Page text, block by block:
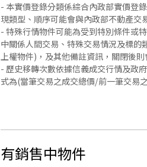
- 本實價登錄分類係綜合內政部實價登
現類型、順序可能會與內政部不動產交
- 特殊行情物件可能為受到特別條件或
中關係人間交易、特殊交易情況及標
上權物件)，及其他備註資訊，關閉後則
- 歷史移轉次數依據信義成交行情及政
式為(當筆交易之成交總價/前一筆交易
有銷售中物件